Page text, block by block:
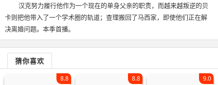
汉克努力履行他作为一个现在的单身父亲的职责，而越来越叛逆的贝
卡则把他带入了一个学术圈的轨道；查理搬回了马西家，即使他们正在解
决离婚问题。本季首播。
猜你喜欢
8.8 8.8 9.0